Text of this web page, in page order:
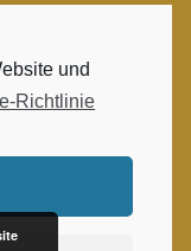
und
Richtlinie
der darf uns